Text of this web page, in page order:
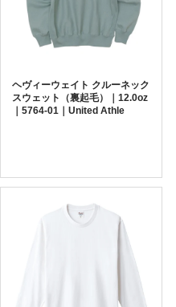
ヘヴィーウェイト クルーネック
スウェット（裏起毛）｜12.0oz
｜5764-01｜United Athle